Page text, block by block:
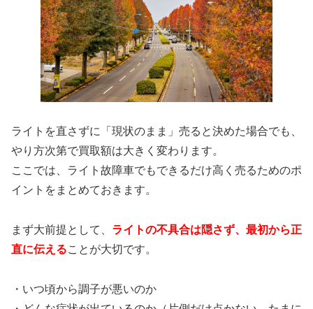
ライトを直さずに「現状のまま」売ると決めた場合でも、
やり方次第で買取額は大きく変わります。
ここでは、ライト故障車でもできるだけ高く売るためのポ
イントをまとめておきます。
まず大前提として、 ライトの不具合は隠さず、最初から正
直に伝えることが大切です。
・いつ頃から調子が悪いのか